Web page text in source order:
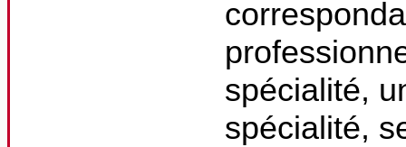
spécialité,
spécialité,